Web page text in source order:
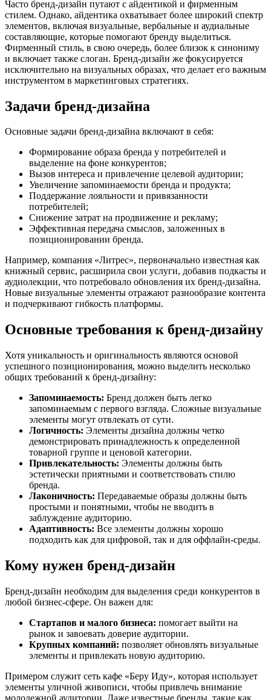
Часто бренд-дизайн путают с айдентикой и фирменным
стилем. Однако, айдентика охватывает более широкий спектр
элементов, включая визуальные, вербальные и аудиальные
составляющие, которые помогают бренду выделиться.
Фирменный стиль, в свою очередь, более близок к синониму
и включает также слоган. Бренд-дизайн же фокусируется
исключительно на визуальных образах, что делает его важным
инструментом в маркетинговых стратегиях.
Задачи бренд-дизайна
Основные задачи бренд-дизайна включают в себя:
Формирование образа бренда у потребителей и
выделение на фоне конкурентов;
Вызов интереса и привлечение целевой аудитории;
Увеличение запоминаемости бренда и продукта;
Поддержание лояльности и привязанности
потребителей;
Снижение затрат на продвижение и рекламу;
Эффективная передача смыслов, заложенных в
позиционировании бренда.
Например, компания «Литрес», первоначально известная как
книжный сервис, расширила свои услуги, добавив подкасты и
аудиолекции, что потребовало обновления их бренд-дизайна.
Новые визуальные элементы отражают разнообразие контента
и подчеркивают гибкость платформы.
Основные требования к бренд-дизайну
Хотя уникальность и оригинальность являются основой
успешного позиционирования, можно выделить несколько
общих требований к бренд-дизайну:
Запоминаемость: Бренд должен быть легко
запоминаемым с первого взгляда. Сложные визуальные
элементы могут отвлекать от сути.
Логичность: Элементы дизайна должны четко
демонстрировать принадлежность к определенной
товарной группе и ценовой категории.
Привлекательность: Элементы должны быть
эстетически приятными и соответствовать стилю
бренда.
Лаконичность: Передаваемые образы должны быть
простыми и понятными, чтобы не вводить в
заблуждение аудиторию.
Адаптивность: Все элементы должны хорошо
подходить как для цифровой, так и для оффлайн-среды.
Кому нужен бренд-дизайн
Бренд-дизайн необходим для выделения среди конкурентов в
любой бизнес-сфере. Он важен для:
Стартапов и малого бизнеса: помогает выйти на
рынок и завоевать доверие аудитории.
Крупных компаний: позволяет обновлять визуальные
элементы и привлекать новую аудиторию.
Примером служит сеть кафе «Беру Иду», которая использует
элементы уличной живописи, чтобы привлечь внимание
молодежной аудитории. Даже известные бренды, такие как